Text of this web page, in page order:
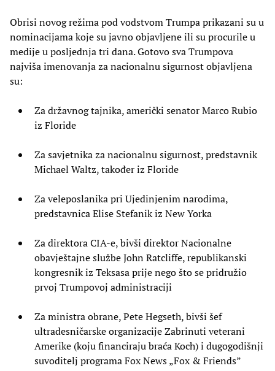
Obrisi novog režima pod vodstvom Trumpa prikazani su u
nominacijama koje su javno objavljene ili su procurile u
medije u posljednja tri dana. Gotovo sva Trumpova
najviša imenovanja za nacionalnu sigurnost objavljena
su:
Za državnog tajnika, američki senator Marco Rubio
iz Floride
Za savjetnika za nacionalnu sigurnost, predstavnik
Michael Waltz, također iz Floride
Za veleposlanika pri Ujedinjenim narodima,
predstavnica Elise Stefanik iz New Yorka
Za direktora CIA-e, bivši direktor Nacionalne
obavještajne službe John Ratcliffe, republikanski
kongresnik iz Teksasa prije nego što se pridružio
prvoj Trumpovoj administraciji
Za ministra obrane, Pete Hegseth, bivši šef
ultradesničarske organizacije Zabrinuti veterani
Amerike (koju financiraju braća Koch) i dugogodišnji
suvoditelj programa Fox News „Fox & Friends”